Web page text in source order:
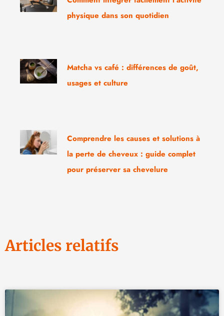
physique dans son quotidien
Matcha vs café : différences de goût,
usages et culture
Comprendre les causes et solutions à
la perte de cheveux : guide complet
pour préserver sa chevelure
Articles relatifs